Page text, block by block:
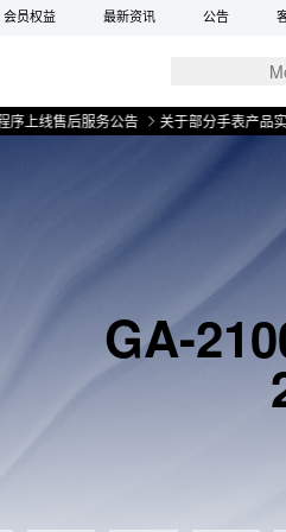
会员权益 最新资讯 公告
服务公告 关于部分手表产品实施【一物
GA-